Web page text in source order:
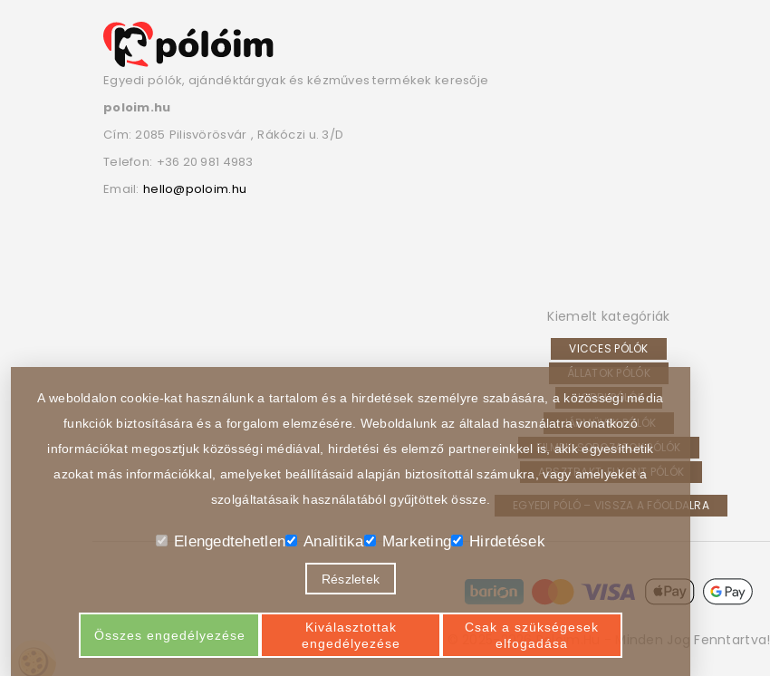
Egyedi pólók, ajándéktárgyak és kézműves termékek keresője
poloim.hu
Cím: 2085 Pilisvörösvár , Rákóczi u. 3/D
Telefon: +36 20 981 4983
Email: hello@poloim.hu
Kiemelt kategóriák
VICCES PÓLÓK
ÁLLATOK PÓLÓK
HOBBI PÓLÓK
JÁRMŰVEK PÓLÓK
FILMEK, SOROZATOK PÓLÓK
ABSZTRAKT, ELVONT PÓLÓK
EGYEDI PÓLÓ – VISSZA A FŐOLDALRA
© 2025-2026 Poloim.hu - Minden Jog Fenntartva!
A weboldalon cookie-kat használunk a tartalom és a hirdetések személyre szabására, a közösségi média
funkciók biztosítására és a forgalom elemzésére. Weboldalunk az általad használatra vonatkozó
információkat megosztjuk közösségi médiával, hirdetési és elemző partnereinkkel is, akik egyesíthetik
azokat más információkkal, amelyeket beállításaid alapján biztosítottál számukra, vagy amelyeket a
szolgáltatásaik használatából gyűjtöttek össze.
Elengedtehetlen Analitika Marketing Hirdetések
Részletek
Összes engedélyezése
Kiválasztottak
engedélyezése
Csak a szükségesek
elfogadása